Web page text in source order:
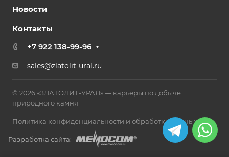
Новости
Контакты
+7 922 138-99-96
sales@zlatolit-ural.ru
© 2026 «ЗЛАТОЛИТ-УРАЛ» — карьеры по добыче
природного камня
Политика конфиденциальности и обработки данных
Разработка сайта: